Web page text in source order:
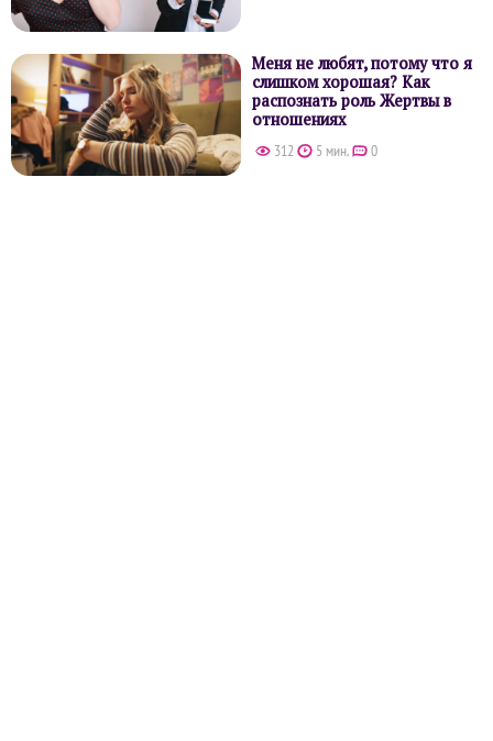
Меня не любят, потому что я
слишком хорошая? Как
распознать роль Жертвы в
отношениях
312 5 мин. 0